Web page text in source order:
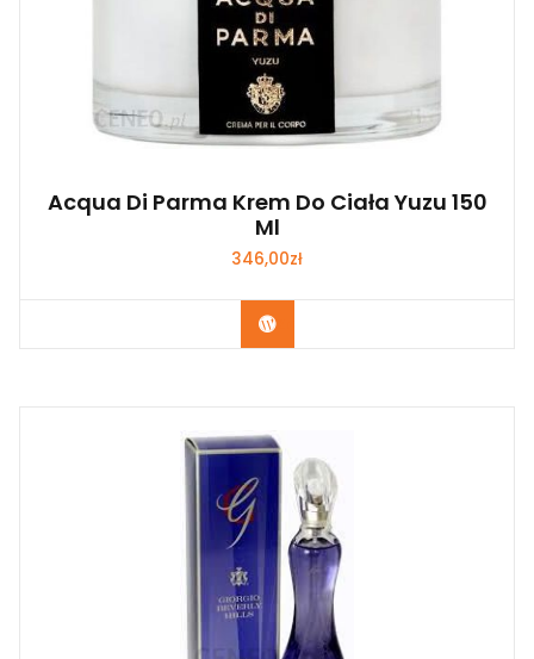
Acqua Di Parma Krem Do Ciała Yuzu 150
Ml
346,00zł
Zobacz